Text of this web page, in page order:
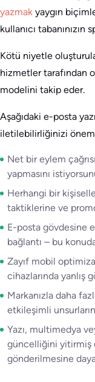
yazmak yaygın
kullanıcı
Kötü niyetle
hizmetler tarafından
modelini takip eder.
Aşağıdaki e-posta
iletilebilirliğinizi
Net bir eylem
yapmasını
Herhangi bir
taktiklerine ve
E-posta gövdesine
bağlantı – bu
Zayıf mobil
cihazlarında yanlış
Markanızla daha
etkileşimli
Yazı, multimedya
güncelliğini yitirmiş
gönderilmesine